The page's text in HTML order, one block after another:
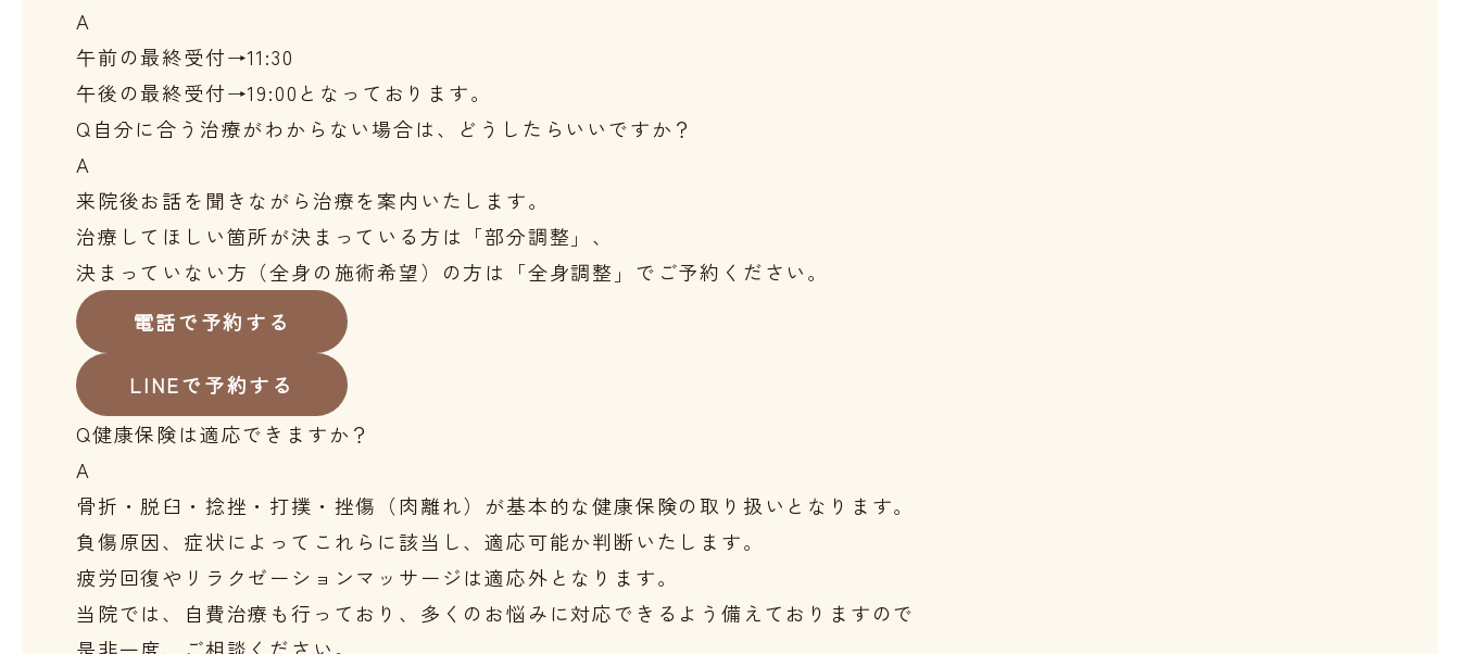
A
午前の最終受付→11:30
午後の最終受付→19:00となっております。
Q自分に合う治療がわからない場合は、どうしたらいいですか？
A
来院後お話を聞きながら治療を案内いたします。
治療してほしい箇所が決まっている方は「部分調整」、
決まっていない方（全身の施術希望）の方は「全身調整」でご予約ください。
電話で予約する
LINEで予約する
Q健康保険は適応できますか？
A
骨折・脱臼・捻挫・打撲・挫傷（肉離れ）が基本的な健康保険の取り扱いとなります。
負傷原因、症状によってこれらに該当し、適応可能か判断いたします。
疲労回復やリラクゼーションマッサージは適応外となります。
当院では、自費治療も行っており、多くのお悩みに対応できるよう備えておりますので
是非一度、ご相談ください。